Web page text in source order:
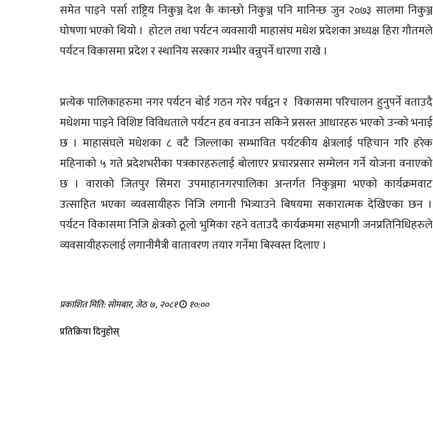
समेत पाइने पर्सा राष्ट्रिय निकुञ्ज देश कै कान्छो निकुञ्ज पनि मानिन्छ जुन २०७३ सालमा निकुञ्ज
घोषणा भएको थियो । होटल तथा पर्यटन व्यवसायी माहासंघ मधेश प्रदेशका अध्यक्ष हिरा गौतमले
पर्यटन विकासमा प्रदेश र स्थानिय सरकार गम्भीर वन्नुपर्ने धारणा राखे ।
प्रत्येक पालिकाहरुमा नगर पर्यटन बोर्ड गठन गरेर पर्वद्वन र विकासमा परिचालन हुनुपर्ने वताउदै
मधेशमा पाइने विशिष्ट विविधताले पर्यटन हव वनाउन सकिने प्रसस्त आधारहरु भएको उन्को भनाई
छ । माहासंघले मधेशका ८ वटै जिल्लाका सम्भावित पर्यटकीय क्षेत्रलाई पहिचान गरि हरेक
महिनाको ५ गते प्रदेशभरीका पत्रकारहरुलाई बोलाएर प्रचारप्रसार सम्मेलन गर्ने योजना वनाएको
छ । वाराको जितपुर सिमरा उपमाहानगरपालिका अन्तर्गत निकुञ्जमा भएको कार्यक्रमवाट
उत्साहित भएका व्यवसायीहरु निजि लगानी भित्र्याउने बिषयमा सकारात्मक देखिएका छन ।
पर्यटन विकासमा निजि क्षेत्रको ठूलो भुमिका रहने वताउदै कार्यक्रममा सहभागी जनप्रतिनिधिहरुले
व्यवसायीहरुलाई लगानीमैत्री वातावरण तयार गर्नेमा बिस्वस्त दिलाए ।
प्रकाशित मिति: सोमबार, जेठ ७, २०८१ १०:००
प्रतिक्रिया दिनुहोस्